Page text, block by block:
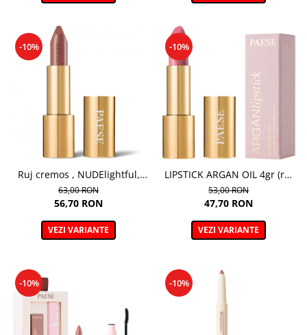
-10%
Ruj cremos , NUDElightful,
409 CINNAMON LATTE – 4,5 g
63,00 RON
56,70 RON
VEZI VARIANTE
-10%
LIPSTICK ARGAN OIL 4gr (ruj
cu ulei de aragan; disponibil
in 18 nuante)
53,00 RON
47,70 RON
VEZI VARIANTE
-10% -10%